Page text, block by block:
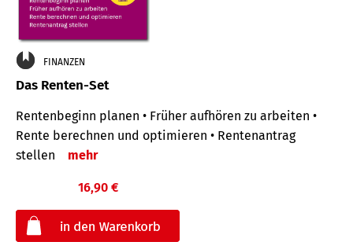
FINANZEN
Das Renten-Set
Rentenbeginn planen • Früher aufhören zu arbeiten •
Rente berechnen und optimieren • Rentenantrag
stellen
mehr
16,90 €